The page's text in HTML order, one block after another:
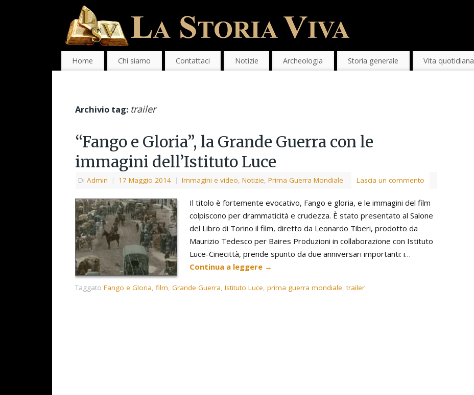
Home Chi siamo Contattaci Notizie Archeologia Storia generale Vita quotidiana
Archivio tag: trailer
“Fango e Gloria”, la Grande Guerra con le
immagini dell’Istituto Luce
Di Admin | 17 Maggio 2014 | Immagini e video, Notizie, Prima Guerra Mondiale Lascia un commento
Il titolo è fortemente evocativo, Fango e gloria, e le immagini del film
colpiscono per drammaticità e crudezza. È stato presentato al Salone
del Libro di Torino il film, diretto da Leonardo Tiberi, prodotto da
Maurizio Tedesco per Baires Produzioni in collaborazione con Istituto
Luce-Cinecittà, prende spunto da due anniversari importanti: i…
Continua a leggere →
Taggato Fango e Gloria, film, Grande Guerra, Istituto Luce, prima guerra mondiale, trailer